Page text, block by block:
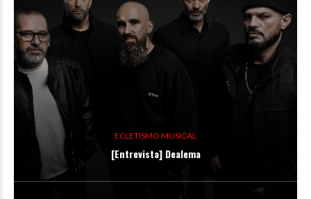
ECLETISMO MUSICAL
[Entrevista] Dealema